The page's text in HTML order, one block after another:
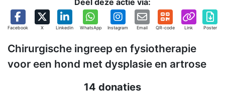
Deel deze actie via:
Facebook X Linkedin WhatsApp Instagram Email QR-code Link Poster
Chirurgische ingreep en fysiotherapie
voor een hond met dysplasie en artrose
14 donaties